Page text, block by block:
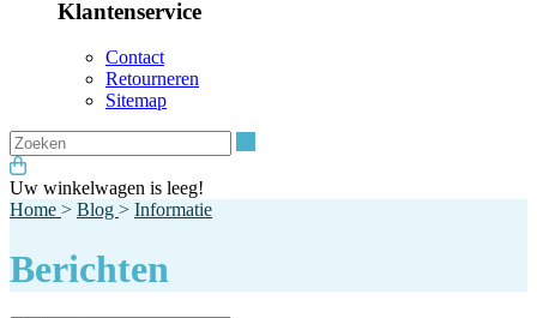
Klantenservice
Contact
Retourneren
Sitemap
Uw winkelwagen is leeg!
Home > Blog > Informatie
Berichten